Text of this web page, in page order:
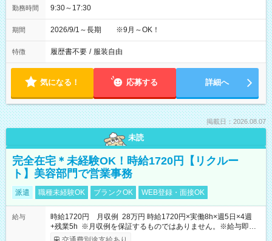
勤務時間 9:30～17:30
期間 2026/9/1～長期 ※9月～OK！
特徴 履歴書不要 / 服装自由
気になる！ 応募する 詳細へ
掲載日：2026.08.07
未読
完全在宅＊未経験OK！時給1720円【リクルー
ト】美容部門で営業事務
派遣 職種未経験OK ブランクOK WEB登録・面接OK
給与
時給1720円 月収例 28万円 時給1720円×実働8h×週5日×4週
+残業5h ※月収例を保証するものではありません。※給与即受
取りサービス利用可（利用条件有）